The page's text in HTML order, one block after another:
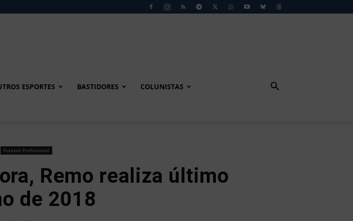
ESPORTES BASTIDORES COLUNISTAS
Futebol Profissional
Remo realiza último
de 2018